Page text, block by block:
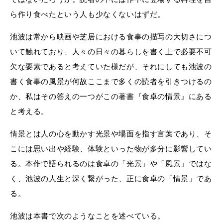
ら作り食べたという人も少なくないはずだ。
池波は常から映画や芝居における食事の描写の大切さにつ
いて触れており、人々の日々の暮らしを書く上で必要不可
欠な要素であると考えていた様だが、それにしても池波の
書く食事の風景が何故ここまで多くの読者を引きつけるの
か、私はその答えの一つがこの著書『食卓の情景』にある
と考える。
情景とは人の心を動かす光景や場面を指す言葉であり、そ
こには思い出や経験、体験といった物が多分に影響してい
る。本作で語られるのは食卓の「光景」や「風景」ではな
く、池波の人生と深く繋がった、正に食卓の「情景」であ
る。
池波は本書で次のようなことを述べている。